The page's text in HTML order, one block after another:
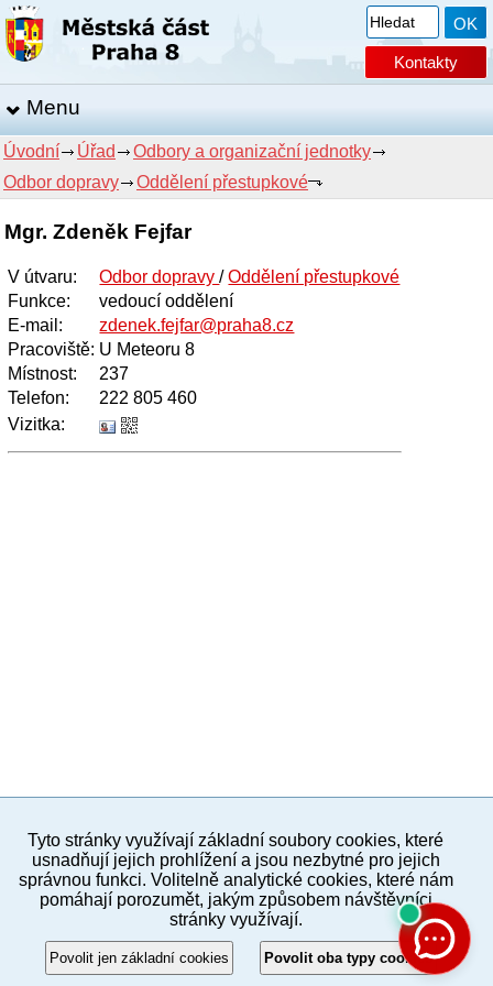
Kontakty
Menu
Úvodní Úřad
Odbory a organizační jednotky
Odbor dopravy
Oddělení přestupkové
Mgr. Zdeněk Fejfar
V útvaru: Odbor dopravy/Oddělení přestupkové
Funkce:
vedoucí oddělení
E-mail :
zdenek.fejfar@praha8.cz
Pracoviště: U Meteoru 8
Místnost:
237
Telefon:
222 805 460
Vizitka:
PC verze ENG
Povinné a praktické informace
© 2012–2019 MČ Praha 8
Tyto stránky využívají základní soubory cookies, které
usnadňují jejich prohlížení a jsou nezbytné pro jejich
správnou funkci. Volitelně analytické cookies, které nám
pomáhají porozumět, jakým způsobem návštěvníci
stránky využívají.
Povolit jen základní cookies Povolit oba typy cookies